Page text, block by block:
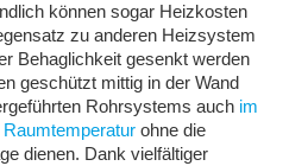
können sogar Heizkosten
zu anderen Heizsystem
Behaglichkeit gesenkt werden
geschützt mittig in der Wand
Rohrsystems auch im
ohne die
dienen. Dank vielfältiger